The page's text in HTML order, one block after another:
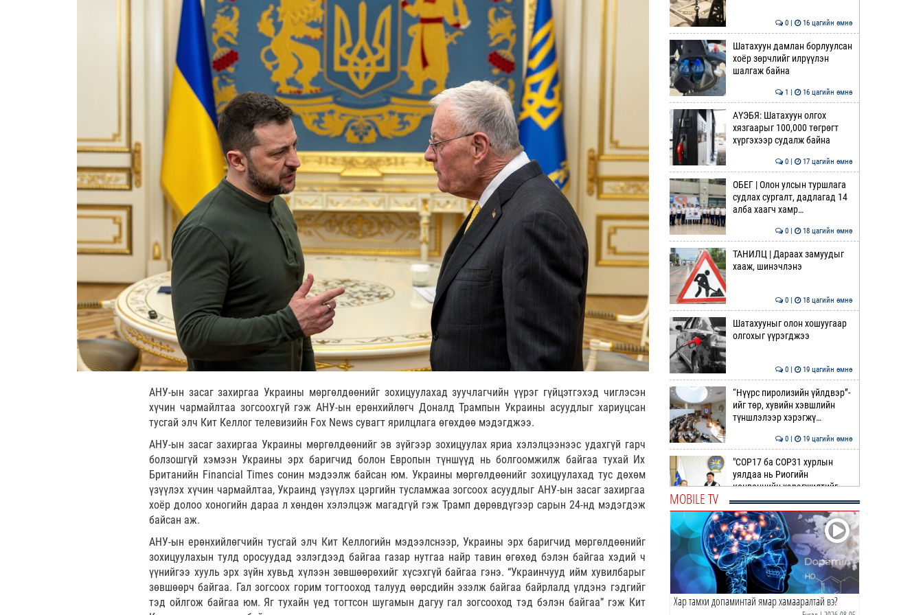
АНУ-ын засаг захиргаа Украины мөргөлдөөнийг зохицуулахад зуучлагчийн үүрэг гүйцэтгэхэд чиглэсэн
хүчин чармайлтаа зогсоохгүй гэж АНУ-ын ерөнхийлөгч Доналд Трампын Украины асуудлыг хариуцсан
тусгай элч Кит Келлог телевизийн Fox News сувагт ярилцлага өгөхдөө мэдэгджээ.
АНУ-ын засаг захиргаа Украины мөргөлдөөнийг эв зүйгээр зохицуулах яриа хэлэлцээнээс удахгүй гарч
болзошгүй хэмээн Украины эрх баригчид болон Европын түншүүд нь болгоомжилж байгаа тухай Их
Британийн Financial Times сонин мэдээлж байсан юм. Украины мөргөлдөөнийг зохицуулахад тус дөхөм
үзүүлэх хүчин чармайлтаа, Украинд үзүүлэх цэргийн тусламжаа зогсоох асуудлыг АНУ-ын засаг захиргаа
хоёр долоо хоногийн дараа л хөндөн хэлэлцэж магадгүй гэж Трамп дөрөвдүгээр сарын 24-нд мэдэгдэж
байсан аж.
АНУ-ын ерөнхийлөгчийн тусгай элч Кит Келлогийн мэдээлснээр, Украины эрх баригчид мөргөлдөөнийг
зохицуулахын тулд оросуудад эзлэгдээд байгаа газар нутгаа найр тавин өгөхөд бэлэн байгаа хэдий ч
үүнийгээ хууль эрх зүйн хувьд хүлээн зөвшөөрөхийг хүсэхгүй байгаа гэнэ. “Украинчууд ийм хувилбарыг
зөвшөөрч байгаа. Гал зогсоох горим тогтооход талууд өөрсдийн эзэлж байгаа байрлалд үлдэнэ гэдгийг
тэд ойлгож байгаа юм. Яг тухайн үед тогтсон шугамын дагуу гал зогсооход тэд бэлэн байгаа” гэж Кит
0 | 16 цагийн өмнө
Шатахуун дамлан борлуулсан
хоёр зөрчлийг илрүүлэн
шалгаж байна
1 | 16 цагийн өмнө
АҮЭБЯ: Шатахуун олгох
хязгаарыг 100,000 төгрөгт
хүргэхээр судалж байна
0 | 17 цагийн өмнө
ОБЕГ | Олон улсын туршлага
судлах сургалт, дадлагад 14
алба хаагч хамр…
0 | 18 цагийн өмнө
ТАНИЛЦ | Дараах замуудыг
хааж, шинэчлэнэ
0 | 18 цагийн өмнө
Шатахууныг олон хошуугаар
олгохыг үүрэгджээ
0 | 19 цагийн өмнө
“Нүүрс пиролизийн үйлдвэр”-
ийг төр, хувийн хэвшлийн
түншлэлээр хэрэгжү…
0 | 19 цагийн өмнө
"COP17 ба COP31 хурлын
уялдаа нь Риогийн
конвенцийн хэрэгжилтийг
ахиул…
Монгол төрийн парадокс нь
шатахуун
0 | 20 цагийн өмнө
Б.Пүрэвдагва: Найман
MOBILE TV
Хар тамхи допаминтай ямар хамааралтай вэ?